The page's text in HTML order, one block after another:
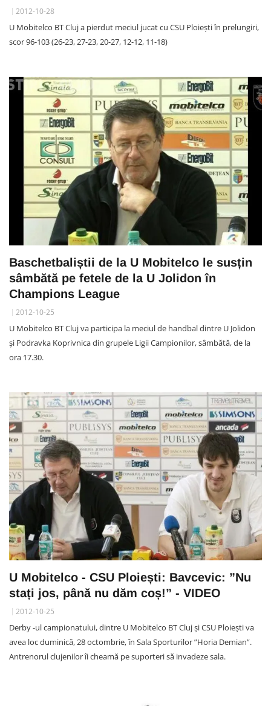
2012-10-28
U Mobitelco BT Cluj a pierdut meciul jucat cu CSU Ploiești în prelungiri,
scor 96-103 (26-23, 27-23, 20-27, 12-12, 11-18)
Baschetbaliștii de la U Mobitelco le susțin
sâmbătă pe fetele de la U Jolidon în
Champions League
2012-10-25
U Mobitelco BT Cluj va participa la meciul de handbal dintre U Jolidon
și Podravka Koprivnica din grupele Ligii Campionilor, sâmbătă, de la
ora 17.30.
U Mobitelco - CSU Ploiești: Bavcevic: ”Nu
stați jos, până nu dăm coș!” - VIDEO
2012-10-25
Derby -ul campionatului, dintre U Mobitelco BT Cluj și CSU Ploiești va
avea loc duminică, 28 octombrie, în Sala Sporturilor ”Horia Demian”.
Antrenorul clujenilor îi cheamă pe suporteri să invadeze sala.